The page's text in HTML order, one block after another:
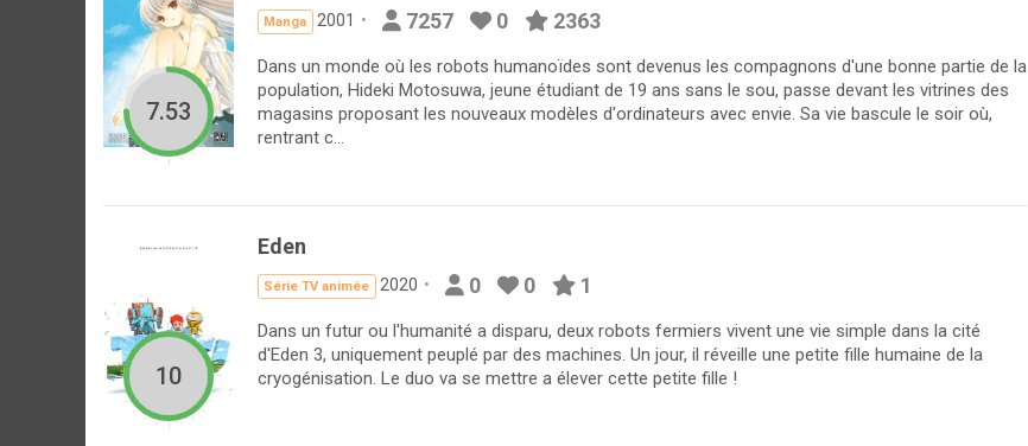
7.53
Manga 2001 7257 0 2363
Dans un monde où les robots humanoïdes sont devenus les compagnons d'une bonne partie de la
population, Hideki Motosuwa, jeune étudiant de 19 ans sans le sou, passe devant les vitrines des
magasins proposant les nouveaux modèles d'ordinateurs avec envie. Sa vie bascule le soir où,
rentrant c...
10
Eden
Série TV animée 2020 0 0 1
Dans un futur ou l'humanité a disparu, deux robots fermiers vivent une vie simple dans la cité
d'Eden 3, uniquement peuplé par des machines. Un jour, il réveille une petite fille humaine de la
cryogénisation. Le duo va se mettre a élever cette petite fille !